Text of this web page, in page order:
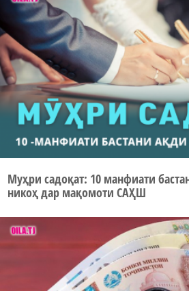
Муҳри садоқат: 10 манфиати
никоҳ дар мақомоти САҲШ